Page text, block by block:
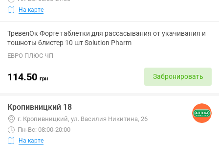
На карте
ТревелОк Форте таблетки для рассасывания от укачивания и
тошноты блистер 10 шт Solution Pharm
ЕВРО ПЛЮС ЧП
114.50 грн Забронировать
Кропивницкий 18
г. Кропивницкий, ул. Василия Никитина, 26
Пн-Вс: 08:00-20:00
На карте